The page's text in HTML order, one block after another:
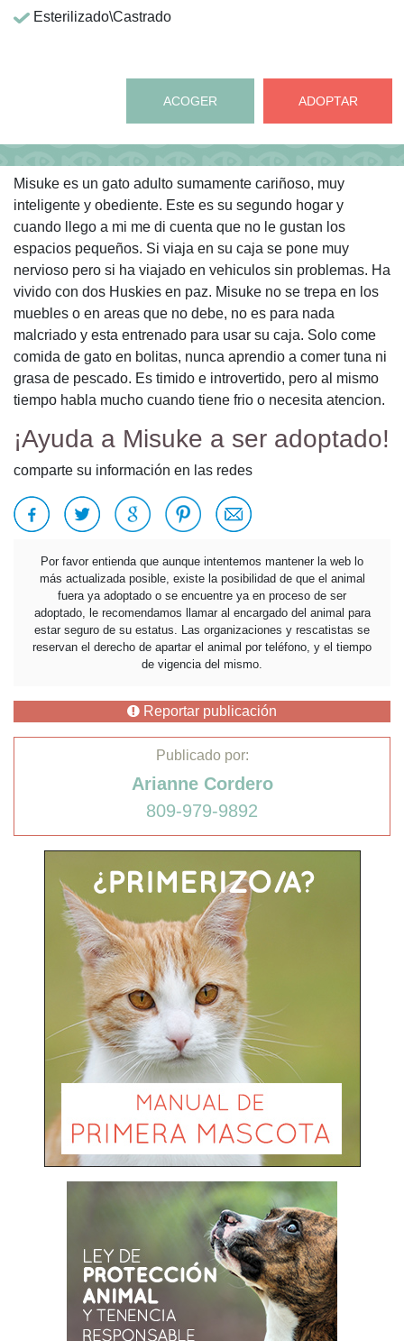
Esterilizado\Castrado
ACOGER ADOPTAR
Misuke es un gato adulto sumamente cariñoso, muy
inteligente y obediente. Este es su segundo hogar y
cuando llego a mi me di cuenta que no le gustan los
espacios pequeños. Si viaja en su caja se pone muy
nervioso pero si ha viajado en vehiculos sin problemas. Ha
vivido con dos Huskies en paz. Misuke no se trepa en los
muebles o en areas que no debe, no es para nada
malcriado y esta entrenado para usar su caja. Solo come
comida de gato en bolitas, nunca aprendio a comer tuna ni
grasa de pescado. Es timido e introvertido, pero al mismo
tiempo habla mucho cuando tiene frio o necesita atencion.
¡Ayuda a Misuke a ser adoptado!
comparte su información en las redes
Por favor entienda que aunque intentemos mantener la web lo
más actualizada posible, existe la posibilidad de que el animal
fuera ya adoptado o se encuentre ya en proceso de ser
adoptado, le recomendamos llamar al encargado del animal para
estar seguro de su estatus. Las organizaciones y rescatistas se
reservan el derecho de apartar el animal por teléfono, y el tiempo
de vigencia del mismo.
Reportar publicación
Publicado por:
Arianne Cordero
809-979-9892